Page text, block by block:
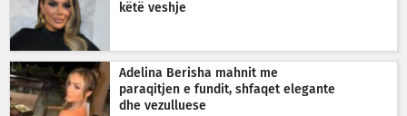
këtë veshje
Adelina Berisha mahnit me
paraqitjen e fundit, shfaqet elegante
dhe vezulluese